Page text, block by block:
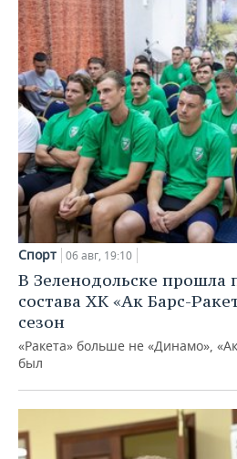
Спорт 06 авг, 19:10
В Зеленодольске прошла
состава ХК «Ак Барс-
сезон
«Ракета» больше не «Динамо»,
был